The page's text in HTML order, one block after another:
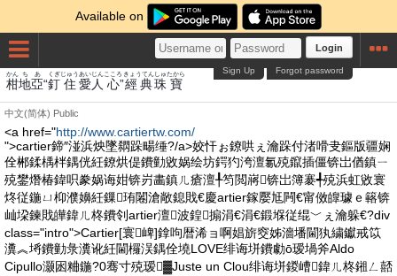
Available on
Login
Forgot password
Sign Up
柑
かん
地
ち
亞
あ
“釘
くぎ
住
じゅう
愛人
あいじん
心
こころ
”經典
きょうてん
珠
しゅ
寶
たから
中文(简体) Public
<a href="http://www.cartiertw.com/
">cartier鍗″湴浜炴墜閷跺畼缍?/a>姣忓ぉ鐐哄ぇ瀹跺付渚嗗叏鏂版疆娴
佺郴鍒楀柈鍝侊紝鐐烘偍鐨勭敓娲绘坊鍔犳洿澶氱殑鑹插僵锛岀偤鎮ㄧ
殑鐢熸椿鍏呮豢娲诲姏锛岃畵鎮ㄦ瘡澶╀笉閲嶈锛岀簿褰╃殑浜虹敓寰
炵従鍦ㄩ枊濮嬶紝鏁珛闂滄敞鎴戝€慶artier鎵嬮尪闁€甯傚皥璩ｅ簵锛
屾垜鍊戝皣鍏ㄦ柊鐨刢artier澶波鍠搧涓€涓€鍛堢従绲﹀ぇ瀹躲€?div
class="intro">Cartier[寰崥]鎿呴暦浠ョ啊娼旂窔姊濇墦閫犱繍钀戒笖
瀵︽埓鐨勭彔瀵讹紝閫欏洖鍝佺墝LOVE绯诲垪鐨勮ō瑷堝斧Aldo
Cipullo灏囦粬鍦?0骞寸殑瑷▓Juste un Clou绯诲垪鍐嶆鍏ㄦ柊鎺ㄥ嚭